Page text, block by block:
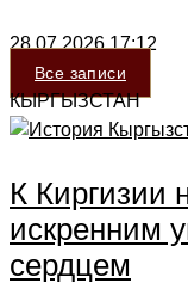
28.07.202617:12
Все записи
КЫРГЫЗСТАН
К Киргизии
искренним
сердцем